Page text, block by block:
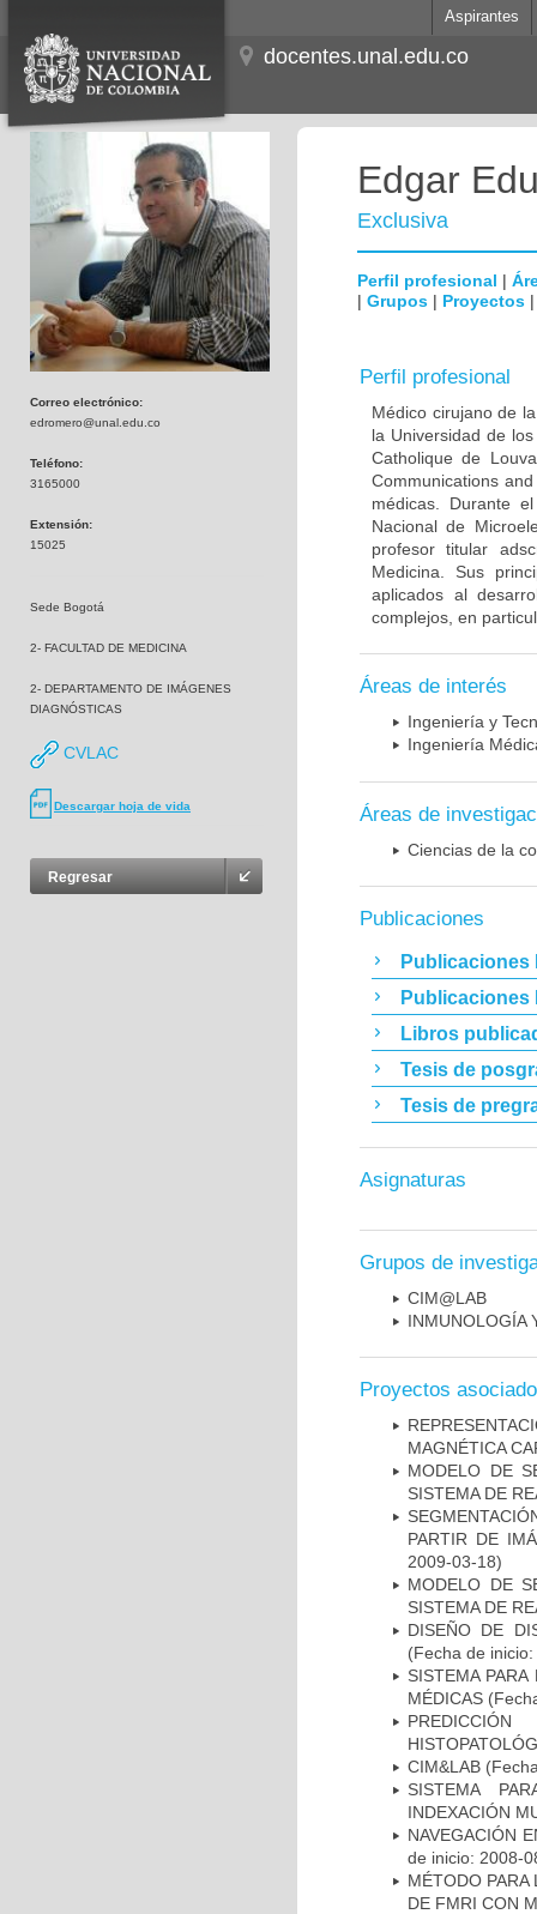
Aspirantes
docentes.unal.edu.co
Correo electrónico:
edromero@unal.edu.co
Teléfono:
3165000
Extensión:
15025
Sede Bogotá
2- FACULTAD DE MEDICINA
2- DEPARTAMENTO DE IMÁGENES
DIAGNÓSTICAS
CVLAC
Descargar hoja de vida
Regresar
Edgar
Exclusiva
Perfil profesional |
| Grupos | Proyectos
Perfil profesional
Médico cirujano de
la Universidad de
Catholique de
Communications
médicas. Durante
Nacional de
profesor titular
Medicina. Sus
aplicados al
complejos, en
Áreas de interés
Ingeniería y
Ingeniería
Áreas de
Ciencias de la
Publicaciones
Publicaciones
Publicaciones
Libros
Tesis de
Tesis de
Asignaturas
Grupos de
CIM@LAB
INMUNOLOGÍA
Proyectos
MAGNÉTICA
MODELO DE
SISTEMA DE
PARTIR DE
2009-03-18)
MODELO DE
SISTEMA DE
DISEÑO DE
(Fecha de
SISTEMA
MÉDICAS
CIM&LAB
SISTEMA
INDEXACIÓN
NAVEGACIÓN
de inicio: 2008-
MÉTODO PARA
DE FMRI CON